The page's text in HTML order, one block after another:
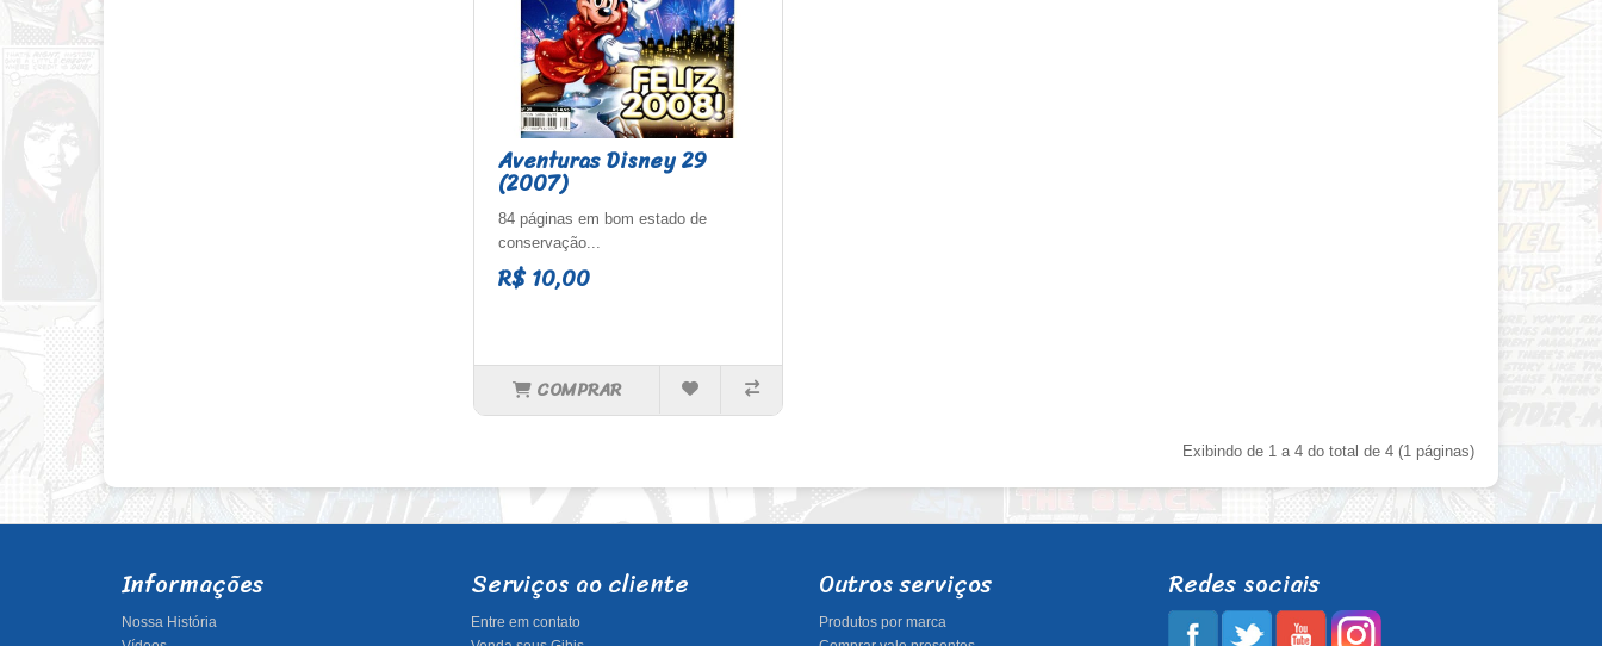
Aventuras Disney 29
(2007)
84 páginas em bom estado de
conservação...
R$ 10,00
COMPRAR
Exibindo de 1 a 4 do total de 4 (1 páginas)
Informações
Nossa História
Serviços ao cliente
Entre em contato
Outros serviços
Produtos por marca
Redes sociais